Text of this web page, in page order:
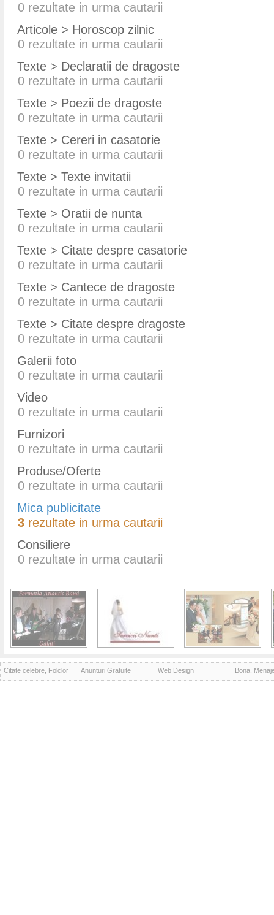
0 rezultate in urma cautarii
Articole > Horoscop zilnic
0 rezultate in urma cautarii
Texte > Declaratii de dragoste
0 rezultate in urma cautarii
Texte > Poezii de dragoste
0 rezultate in urma cautarii
Texte > Cereri in casatorie
0 rezultate in urma cautarii
Texte > Texte invitatii
0 rezultate in urma cautarii
Texte > Oratii de nunta
0 rezultate in urma cautarii
Texte > Citate despre casatorie
0 rezultate in urma cautarii
Texte > Cantece de dragoste
0 rezultate in urma cautarii
Texte > Citate despre dragoste
0 rezultate in urma cautarii
Galerii foto
0 rezultate in urma cautarii
Video
0 rezultate in urma cautarii
Furnizori
0 rezultate in urma cautarii
Produse/Oferte
0 rezultate in urma cautarii
Mica publicitate
3 rezultate in urma cautarii
Consiliere
0 rezultate in urma cautarii
Citate celebre, Folclor Anunturi Gratuite Web Design Bona,